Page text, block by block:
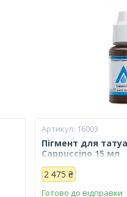
16003
Пігмент для
Cappuccino 15 мл
2 475 ₴
Готово до відправки